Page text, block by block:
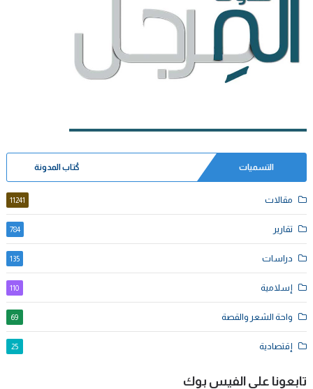
التسميات كُتاب المدونة
مقالات 11241
تقارير 784
دراسات 135
إسلامية 110
واحة الشعر والقصة 69
إقتصادية 25
تابعونا على الفيس بوك